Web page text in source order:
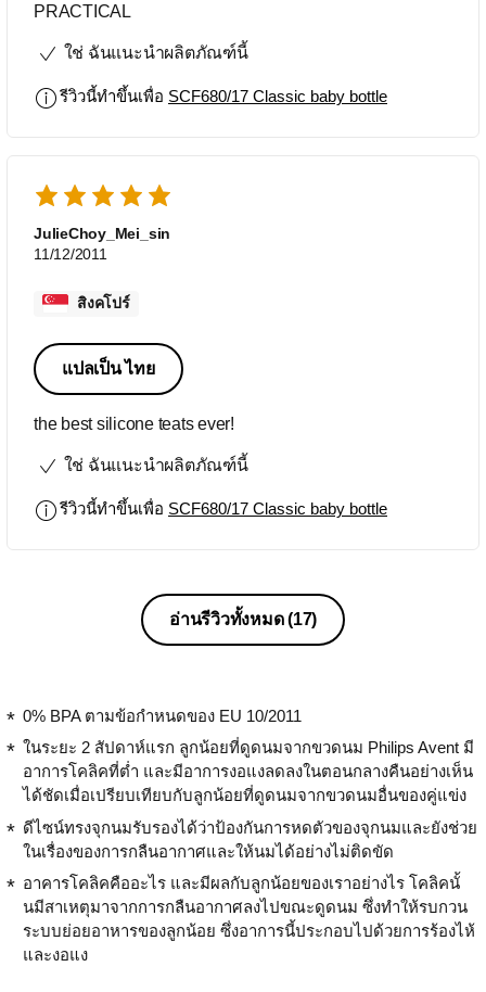
PRACTICAL
ใช่ ฉันแนะนำผลิตภัณฑ์นี้
รีวิวนี้ทำขึ้นเพื่อ SCF680/17 Classic baby bottle
JulieChoy_Mei_sin
11/12/2011
สิงคโปร์
แปลเป็น ไทย
the best silicone teats ever!
ใช่ ฉันแนะนำผลิตภัณฑ์นี้
รีวิวนี้ทำขึ้นเพื่อ SCF680/17 Classic baby bottle
อ่านรีวิวทั้งหมด(17)
0% BPA ตามข้อกำหนดของ EU 10/2011
ในระยะ 2 สัปดาห์แรก ลูกน้อยที่ดูดนมจากขวดนม Philips Avent มี
อาการโคลิคที่ต่ำ และมีอาการงอแงลดลงในตอนกลางคืนอย่างเห็น
ได้ชัดเมื่อเปรียบเทียบกับลูกน้อยที่ดูดนมจากขวดนมอื่นของคู่แข่ง
ดีไซน์ทรงจุกนมรับรองได้ว่าป้องกันการหดตัวของจุกนมและยังช่วย
ในเรื่องของการกลืนอากาศและให้นมได้อย่างไม่ติดขัด
อาคารโคลิคคืออะไร และมีผลกับลูกน้อยของเราอย่างไร โคลิคนั้
นมีสาเหตุมาจากการกลืนอากาศลงไปขณะดูดนม ซึ่งทำให้รบกวน
ระบบย่อยอาหารของลูกน้อย ซึ่งอาการนี้ประกอบไปด้วยการร้องไห้
และงอแง